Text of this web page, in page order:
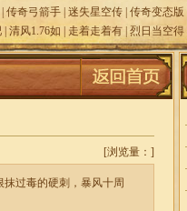
传奇弓箭手 迷失星空传 传奇变态版
清风1.76如 走着走着有 烈日当空得
[浏览量： ]
过毒的硬刺，暴风十周